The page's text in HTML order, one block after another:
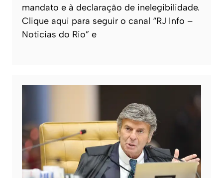
mandato e à declaração de inelegibilidade.
Clique aqui para seguir o canal “RJ Info –
Noticias do Rio” e